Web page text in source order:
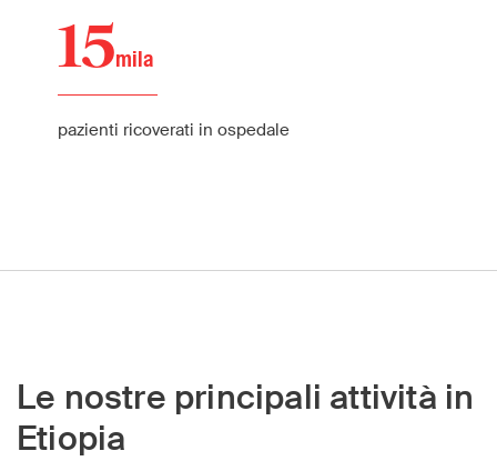
15mila
pazienti ricoverati in ospedale
Le nostre principali attività in
Etiopia